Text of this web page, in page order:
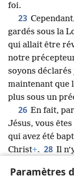
Paramètres
foi.
23
gardés sous la
qui allait être
notre
soyons
maintenant que
plus sous un
26 En fait,
Jésus, vous
qui avez été
Christ+. 28 Il
vous êtes tous